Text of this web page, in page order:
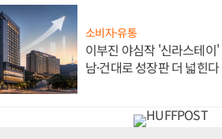
소비자·유통
이부진 야심작 '신라스테이'
남·건대로 성장판 더 넓힌다